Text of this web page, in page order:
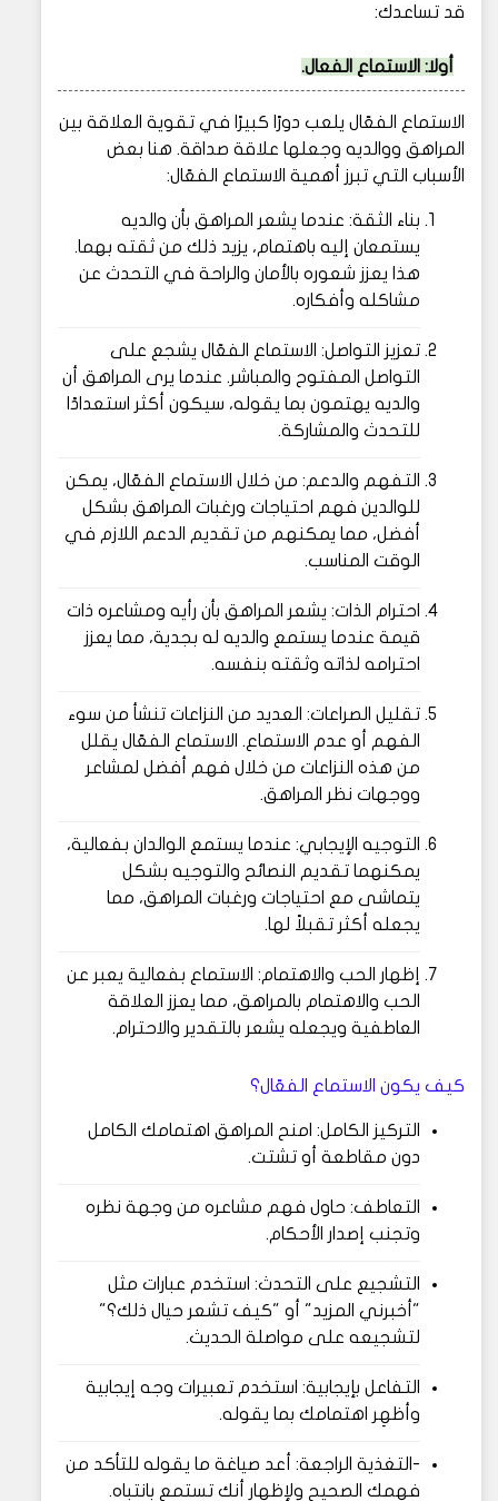
قد تساعدك:
أولا: الاستماع الفعال.
الاستماع الفعّال يلعب دورًا كبيرًا في تقوية العلاقة بين
المراهق ووالديه وجعلها علاقة صداقة. هنا بعض
الأسباب التي تبرز أهمية الاستماع الفعّال:
بناء الثقة: عندما يشعر المراهق بأن والديه
يستمعان إليه باهتمام، يزيد ذلك من ثقته بهما.
هذا يعزز شعوره بالأمان والراحة في التحدث عن
مشاكله وأفكاره.
تعزيز التواصل: الاستماع الفعّال يشجع على
التواصل المفتوح والمباشر. عندما يرى المراهق أن
والديه يهتمون بما يقوله، سيكون أكثر استعدادًا
للتحدث والمشاركة.
التفهم والدعم: من خلال الاستماع الفعّال، يمكن
للوالدين فهم احتياجات ورغبات المراهق بشكل
أفضل، مما يمكنهم من تقديم الدعم اللازم في
الوقت المناسب.
احترام الذات: يشعر المراهق بأن رأيه ومشاعره ذات
قيمة عندما يستمع والديه له بجدية، مما يعزز
احترامه لذاته وثقته بنفسه.
تقليل الصراعات: العديد من النزاعات تنشأ من سوء
الفهم أو عدم الاستماع. الاستماع الفعّال يقلل
من هذه النزاعات من خلال فهم أفضل لمشاعر
ووجهات نظر المراهق.
التوجيه الإيجابي: عندما يستمع الوالدان بفعالية،
يمكنهما تقديم النصائح والتوجيه بشكل
يتماشى مع احتياجات ورغبات المراهق، مما
يجعله أكثر تقبلاً لها.
إظهار الحب والاهتمام: الاستماع بفعالية يعبر عن
الحب والاهتمام بالمراهق، مما يعزز العلاقة
العاطفية ويجعله يشعر بالتقدير والاحترام.
كيف يكون الاستماع الفعّال؟
التركيز الكامل: امنح المراهق اهتمامك الكامل
دون مقاطعة أو تشتت.
التعاطف: حاول فهم مشاعره من وجهة نظره
وتجنب إصدار الأحكام.
التشجيع على التحدث: استخدم عبارات مثل
"أخبرني المزيد" أو "كيف تشعر حيال ذلك؟"
لتشجيعه على مواصلة الحديث.
التفاعل بإيجابية: استخدم تعبيرات وجه إيجابية
وأظهِر اهتمامك بما يقوله.
-التغذية الراجعة: أعد صياغة ما يقوله للتأكد من
فهمك الصحيح ولإظهار أنك تستمع بانتباه.